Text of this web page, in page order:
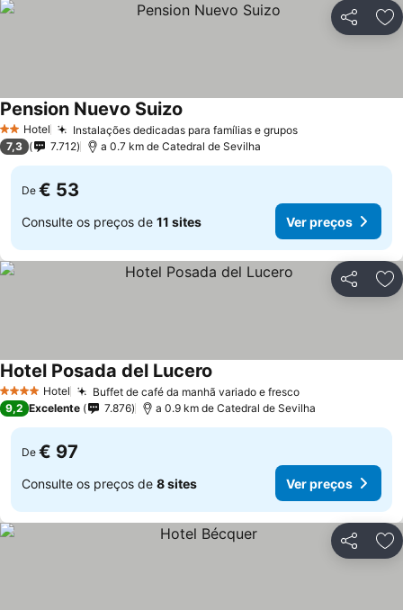
Partilhar
2 Estrelas
Hotel Instalações dedicadas para famílias e gruposVer preços
Pension Nuevo Suizo
7,3 7.712 a 0.7 km de Catedral de Sevilha
De € 53
Consulte os preços de 11 sites Ver preços
Partilhar
4 EstrelasHotel Buffet de café da manhã variado e frescoVer preços
Hotel Posada del Lucero
9,2 Excelente 7.876 a 0.9 km de Catedral de Sevilha
De € 97
Consulte os preços de 8 sites Ver preços
Partilhar